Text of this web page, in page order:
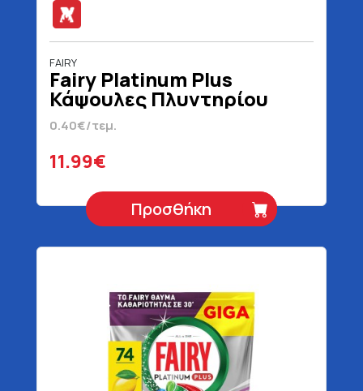
FAIRY
Fairy Platinum Plus
Κάψουλες Πλυντηρίου
Πιάτων Anti Dull Λεμόνι 30
Τεμάχια
0.40€/τεμ.
11.99€
Προσθήκη